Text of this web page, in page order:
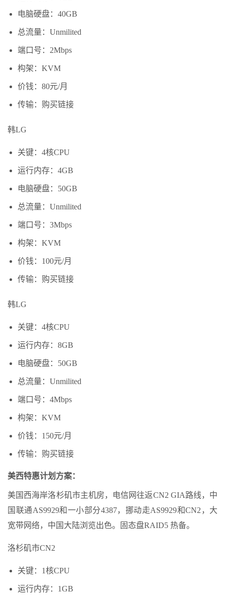
电脑硬盘：40GB
总流量：Unmilited
端口号：2Mbps
构架：KVM
价钱：80元/月
传输：购买链接
韩LG
关键：4核CPU
运行内存：4GB
电脑硬盘：50GB
总流量：Unmilited
端口号：3Mbps
构架：KVM
价钱：100元/月
传输：购买链接
韩LG
关键：4核CPU
运行内存：8GB
电脑硬盘：50GB
总流量：Unmilited
端口号：4Mbps
构架：KVM
价钱：150元/月
传输：购买链接
美西特惠计划方案：
美国西海岸洛杉矶市主机房，电信网往返CN2 GIA路线，中
国联通AS9929和一小部分4387，挪动走AS9929和CN2，大
宽带网络，中国大陆浏览出色。固态盘RAID5 热备。
洛杉矶市CN2
关键：1核CPU
运行内存：1GB